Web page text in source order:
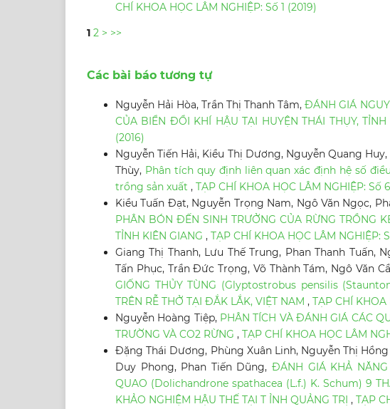
CHÍ KHOA HỌC LÂM NGHIỆP: Số 1 (2019)
1 2 > >>
Các bài báo tương tự
Nguyễn Hải Hòa, Trần Thị Thanh Tâm,ĐÁNH GIÁ
CỦA BIỂN ĐỔI KHÍ HẬU TẠI HUYỆN THÁI THỤY,
(2016)
Nguyễn Tiến Hải, Kiều Thị Dương, Nguyễn Quang
Thùy, Phân tích quy định liên quan xác định hệ số
trồng sản xuất , TẠP CHÍ KHOA HỌC LÂM NGHIỆP: Số
Kiều Tuấn Đạt, Nguyễn Trọng Nam, Ngô Văn Ngọc,
PHÂN BÓN ĐẾN SINH TRƯỞNG CỦA RỪNG TRỒNG
TỈNH KIÊN GIANG , TẠP CHÍ KHOA HỌC LÂM NGHIỆP:
Giang Thị Thanh, Lưu Thế Trung, Phan Thanh Tuấn,
Tấn Phục, Trần Đức Trọng, Võ Thành Tám, Ngô Văn
GIỐNG THỦY TÙNG (Glyptostrobus pensilis
TRÊN RỄ THỞ TẠI ĐẮK LẮK, VIỆT NAM , TẠP CHÍ KHOA
Nguyễn Hoàng Tiệp, PHÂN TÍCH VÀ ĐÁNH GIÁ CÁC
TRƯỜNG VÀ CO2 RỪNG , TẠP CHÍ KHOA HỌC LÂM
Đặng Thái Dương, Phùng Xuân Linh, Nguyễn Thị
Duy Phong, Phan Tiến Dũng, ĐÁNH GIÁ KHẢ
QUAO (Dolichandrone spathacea (L.f.) K. Schum) 9
KHẢO NGHIỆM HẬU THẾ TẠI T ỈNH QUẢNG TRỊ , TẠP